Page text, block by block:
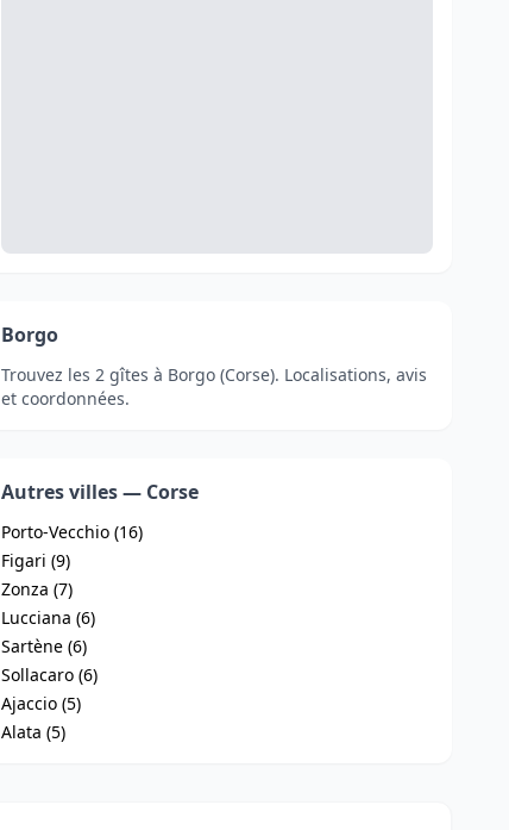
Borgo
Trouvez les 2 gîtes à Borgo (Corse). Localisations, avis
et coordonnées.
Autres villes — Corse
Porto-Vecchio (16)
Figari (9)
Zonza (7)
Lucciana (6)
Sartène (6)
Sollacaro (6)
Ajaccio (5)
Alata (5)